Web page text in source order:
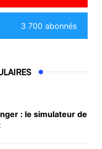
3 700 abonnés
: le simulateur de